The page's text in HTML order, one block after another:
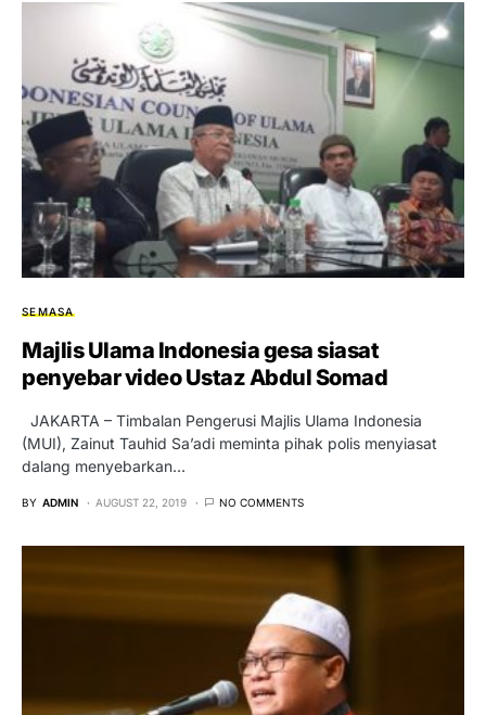
SEMASA
Majlis Ulama Indonesia gesa siasat
penyebar video Ustaz Abdul Somad
JAKARTA – Timbalan Pengerusi Majlis Ulama Indonesia
(MUI), Zainut Tauhid Sa’adi meminta pihak polis menyiasat
dalang menyebarkan…
BY ADMIN AUGUST 22, 2019 NO COMMENTS